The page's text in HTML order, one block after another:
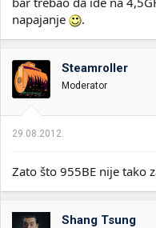
napajanje
.
Steamroller
Moderator
29.08.2012.
Zato što 955BE nije tako
Shang Tsung